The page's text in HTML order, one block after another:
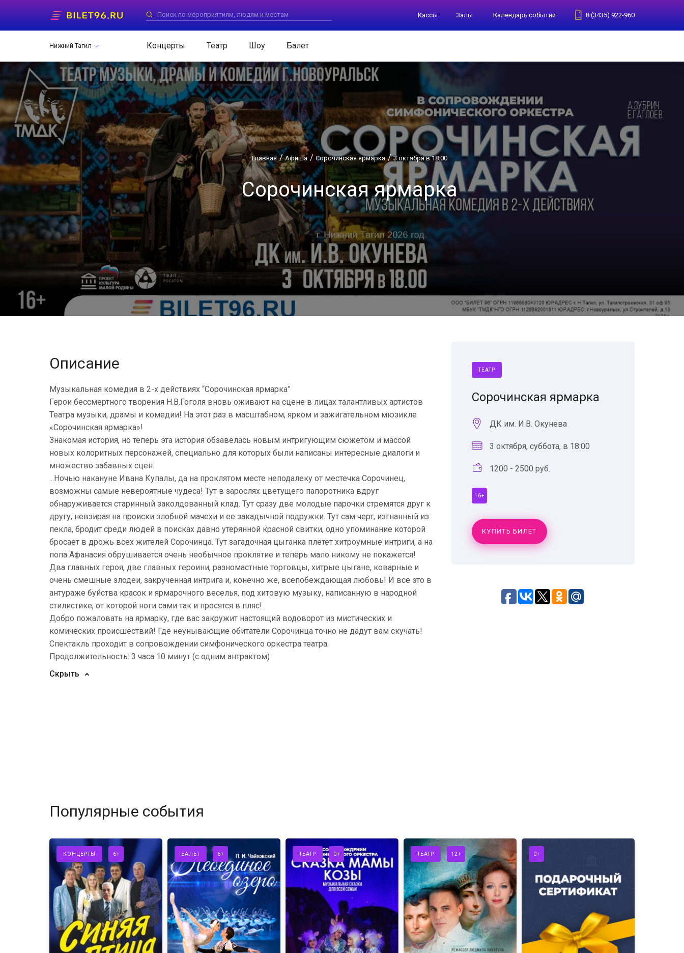
8 (3435) 922-960
Кассы Залы Календарь событий
Нижний Тагил Концерты Театр Шоу Балет
Главная Афиша Сорочинская ярмарка 3 октября в 18:00
Сорочинская ярмарка
ТЕАТР
Сорочинская ярмарка
ДК им. И.В. Окунева
3 октября, суббота, в 18:00
1200 - 2500 руб.
16+
КУПИТЬ БИЛЕТ
Описание
Музыкальная комедия в 2-х действиях “Сорочинская ярмарка”
Герои бессмертного творения Н.В.Гоголя вновь оживают на сцене в лицах талантливых артистов
Театра музыки, драмы и комедии! На этот раз в масштабном, ярком и зажигательном мюзикле
«Сорочинская ярмарка»!
Знакомая история, но теперь эта история обзавелась новым интригующим сюжетом и массой
новых колоритных персонажей, специально для которых были написаны интересные диалоги и
множество забавных сцен.
...Ночью накануне Ивана Купалы, да на проклятом месте неподалеку от местечка Сорочинец,
возможны самые невероятные чудеса! Тут в зарослях цветущего папоротника вдруг
обнаруживается старинный заколдованный клад. Тут сразу две молодые парочки стремятся друг к
другу, невзирая на происки злобной мачехи и ее закадычной подружки. Тут сам черт, изгнанный из
пекла, бродит среди людей в поисках давно утерянной красной свитки, одно упоминание которой
бросает в дрожь всех жителей Сорочинца. Тут загадочная цыганка плетет хитроумные интриги, а на
попа Афанасия обрушивается очень необычное проклятие и теперь мало никому не покажется!
Два главных героя, две главных героини, разномастные торговцы, хитрые цыгане, коварные и
очень смешные злодеи, закрученная интрига и, конечно же, всепобеждающая любовь! И все это в
антураже буйства красок и ярмарочного веселья, под хитовую музыку, написанную в народной
стилистике, от которой ноги сами так и просятся в пляс!
Добро пожаловать на ярмарку, где вас закружит настоящий водоворот из мистических и
комических происшествий! Где неунывающие обитатели Сорочинца точно не дадут вам скучать!
Спектакль проходит в сопровождении симфонического оркестра театра.
Продолжительность: 3 часа 10 минут (с одним антрактом)
Скрыть
Популярные события
КОНЦЕРТЫ 6+ БАЛЕТ 6+ ТЕАТР 0+ ТЕАТР 12+ 0+